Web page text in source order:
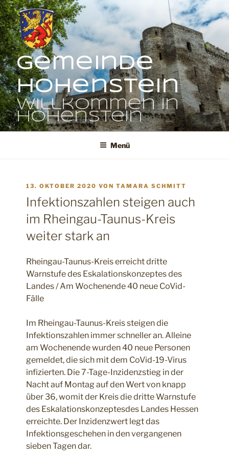
Zum
Inhalt
springen
Gemeinde
Hohenstein
Willkommen in
Hohenstein
Menü
VERÖFFENTLICHT
AM
13. OKTOBER 2020 VONTAMARA SCHMITT
Infektionszahlen steigen auch
im Rheingau-Taunus-Kreis
weiter stark an
Rheingau-Taunus-Kreis erreicht dritte
Warnstufe des Eskalationskonzeptes des
Landes / Am Wochenende 40 neue CoVid-
Fälle
Im Rheingau-Taunus-Kreis steigen die
Infektionszahlen immer schneller an. Alleine
am Wochenende wurden 40 neue Personen
gemeldet, die sich mit dem CoVid-19-Virus
infizierten. Die 7-Tage-Inzidenzstieg in der
Nacht auf Montag auf den Wert von knapp
über 36, womit der Kreis die dritte Warnstufe
des Eskalationskonzeptesdes Landes Hessen
erreichte. Der Inzidenzwert legt das
Infektionsgeschehen in den vergangenen
sieben Tagen dar.